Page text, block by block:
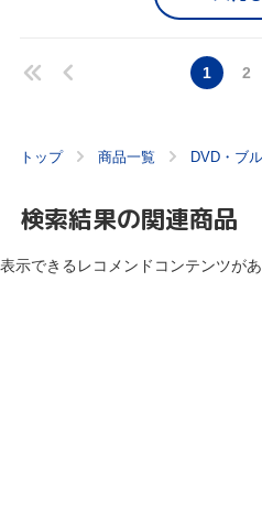
1 2
トップ 商品一覧 DVD・ブ
検索結果の関連商品
表示できるレコメンドコンテンツが